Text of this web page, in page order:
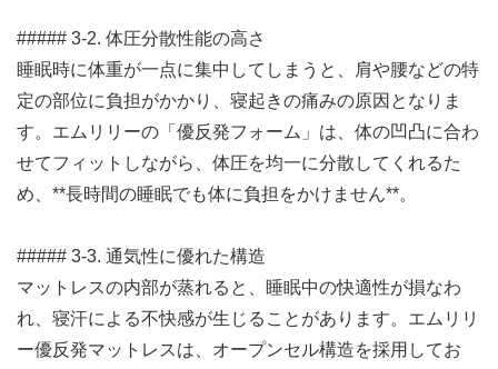
##### 3-2. 体圧分散性能の高さ
睡眠時に体重が一点に集中してしまうと、肩や腰などの特
定の部位に負担がかかり、寝起きの痛みの原因となりま
す。エムリリーの「優反発フォーム」は、体の凹凸に合わ
せてフィットしながら、体圧を均一に分散してくれるた
め、**長時間の睡眠でも体に負担をかけません**。
##### 3-3. 通気性に優れた構造
マットレスの内部が蒸れると、睡眠中の快適性が損なわ
れ、寝汗による不快感が生じることがあります。エムリリ
ー優反発マットレスは、オープンセル構造を採用してお